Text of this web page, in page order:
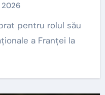
2026
a Franței la